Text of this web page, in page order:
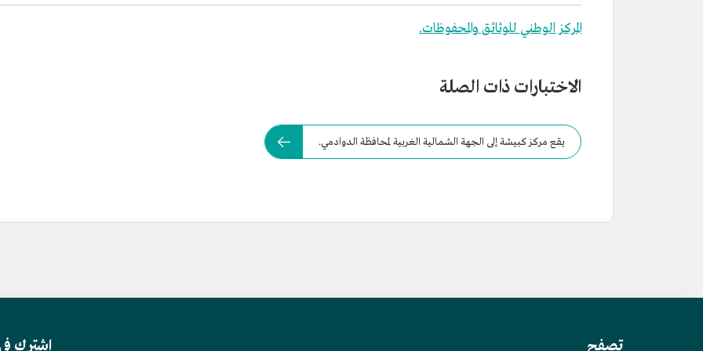
المركز الوطني للوثائق والمحفوظات.
الاختبارات ذات الصلة
يقع مركز كبيشة إلى الجهة الشمالية الغربية لمحافظة الدوادمي.
تصفح اشترك